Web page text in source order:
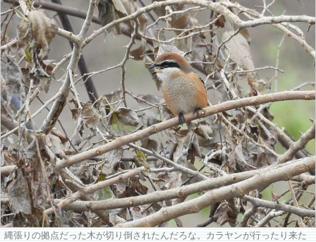
縄張りの拠点だった木が切り倒されたんだろな。カラヤンが行ったり来た